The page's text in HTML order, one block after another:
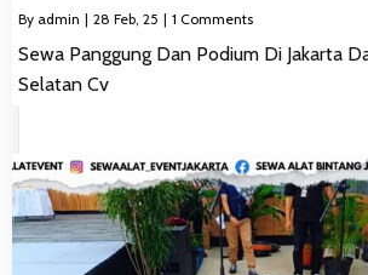
By admin | 28 Feb, 25 | 1 Comments
Sewa Panggung Dan Podium Di Jakarta
Selatan Cv